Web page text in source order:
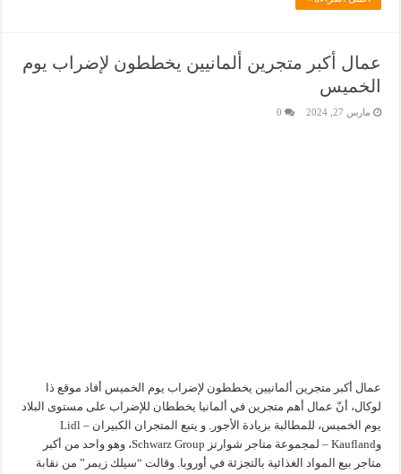
عمال أكبر متجرين ألمانيين يخططون لإضراب يوم
الخميس
مارس 27, 2024 0
عمال أكبر متجرين ألمانيين يخططون لإضراب يوم الخميس أفاد موقع ذا
لوكال، أنّ عمال أهم متجرين في ألمانيا يخططان للإضراب على مستوى البلاد
يوم الخميس، للمطالبة بزيادة الأجور. و يتبع المتجران الكبيران – Lidl
وKaufland – لمجموعة متاجر شوارتز Schwarz Group، وهو واحد من أكبر
متاجر بيع المواد الغذائية بالتجزئة في أوروبا. وقالت “سيلك زيمر” من نقابة